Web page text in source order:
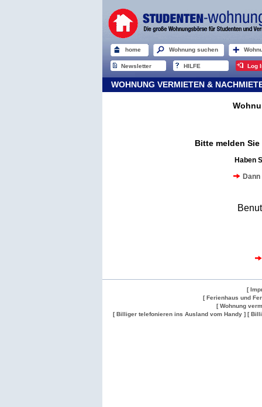
home Wohnung suchen
Newsletter HILFE Log
WOHNUNG VERMIETEN &
Bitte melden
Haben
[
[ Ferienhaus und
[ Wohnung
[ Billiger telefonieren ins Ausland vom Handy ] [